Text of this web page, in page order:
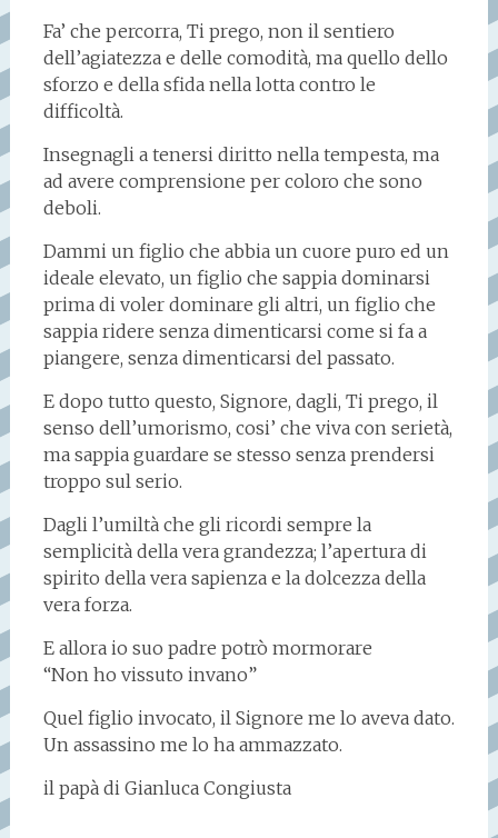
Fa’ che percorra, Ti prego, non il sentiero
dell’agiatezza e delle comodità, ma quello dello
sforzo e della sfida nella lotta contro le
difficoltà.
Insegnagli a tenersi diritto nella tempesta, ma
ad avere comprensione per coloro che sono
deboli.
Dammi un figlio che abbia un cuore puro ed un
ideale elevato, un figlio che sappia dominarsi
prima di voler dominare gli altri, un figlio che
sappia ridere senza dimenticarsi come si fa a
piangere, senza dimenticarsi del passato.
E dopo tutto questo, Signore, dagli, Ti prego, il
senso dell’umorismo, cosi’ che viva con serietà,
ma sappia guardare se stesso senza prendersi
troppo sul serio.
Dagli l’umiltà che gli ricordi sempre la
semplicità della vera grandezza; l’apertura di
spirito della vera sapienza e la dolcezza della
vera forza.
E allora io suo padre potrò mormorare
“Non ho vissuto invano”
Quel figlio invocato, il Signore me lo aveva dato.
Un assassino me lo ha ammazzato.
il papà di Gianluca Congiusta